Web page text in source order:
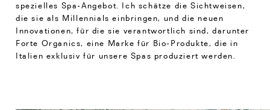
spezielles Spa-Angebot. Ich schätze die Sichtweisen,
die sie als Millennials einbringen, und die neuen
Innovationen, für die sie verantwortlich sind, darunter
Forte Organics, eine Marke für Bio-Produkte, die in
Italien exklusiv für unsere Spas produziert werden.